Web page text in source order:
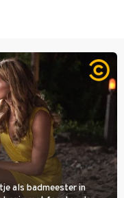
als badmeester in